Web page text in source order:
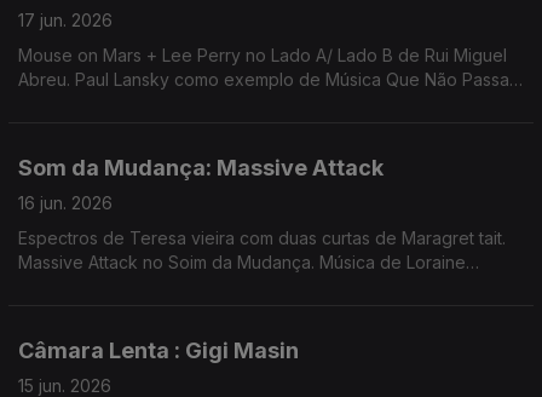
17 jun. 2026
Mouse on Mars + Lee Perry no Lado A/ Lado B de Rui Miguel
Abreu. Paul Lansky como exemplo de Música Que Não Passa
Som da Mudança: Massive Attack
16 jun. 2026
Espectros de Teresa vieira com duas curtas de Maragret tait.
Massive Attack no Soim da Mudança. Música de Loraine
Câmara Lenta : Gigi Masin
15 jun. 2026